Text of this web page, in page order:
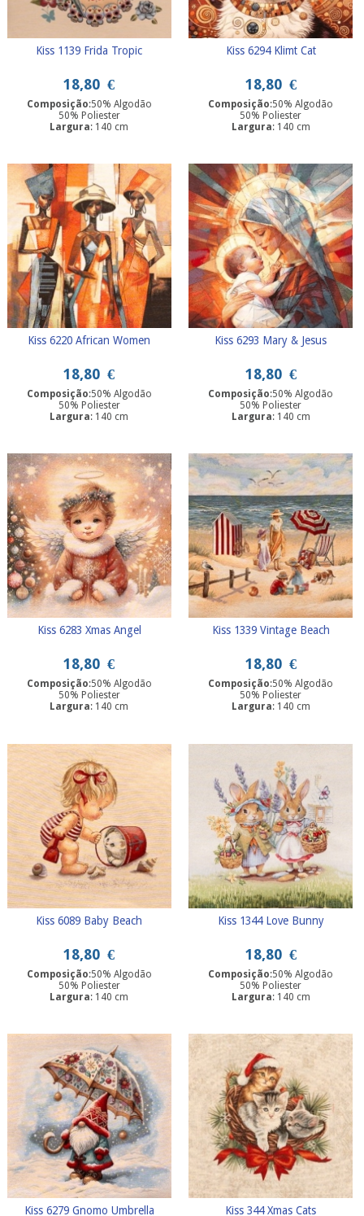
Kiss 1139 Frida Tropic
18,80 €
Composição:50% Algodão
50% Poliester
Largura: 140 cm
Kiss 6294 Klimt Cat
18,80 €
Composição:50% Algodão
50% Poliester
Largura: 140 cm
Kiss 6220 African Women
18,80 €
Composição:50% Algodão
50% Poliester
Largura: 140 cm
Kiss 6293 Mary & Jesus
18,80 €
Composição:50% Algodão
50% Poliester
Largura: 140 cm
Kiss 6283 Xmas Angel
18,80 €
Composição:50% Algodão
50% Poliester
Largura: 140 cm
Kiss 1339 Vintage Beach
18,80 €
Composição:50% Algodão
50% Poliester
Largura: 140 cm
Kiss 6089 Baby Beach
18,80 €
Composição:50% Algodão
50% Poliester
Largura: 140 cm
Kiss 1344 Love Bunny
18,80 €
Composição:50% Algodão
50% Poliester
Largura: 140 cm
Kiss 6279 Gnomo Umbrella Kiss 344 Xmas Cats